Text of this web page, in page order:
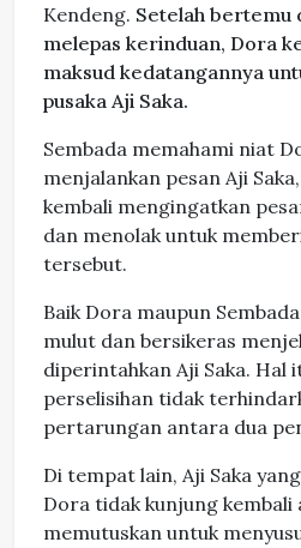
Kendeng. Setelah bertemu
melepas kerinduan, Dora
maksud kedatangannya
pusaka Aji Saka.
Sembada memahami niat
menjalankan pesan Aji
kembali mengingatkan
dan menolak untuk
tersebut.
Baik Dora maupun
mulut dan bersikeras
diperintahkan Aji Saka. Hal
perselisihan tidak
pertarungan antara dua
Di tempat lain, Aji Saka
Dora tidak kunjung kembali
memutuskan untuk